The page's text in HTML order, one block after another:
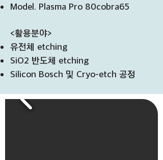
Model. Plasma Pro 80cobra65
<활용분야>
유전체 etching
SiO2 반도체 etching
Silicon Bosch 및 Cryo-etch 공정